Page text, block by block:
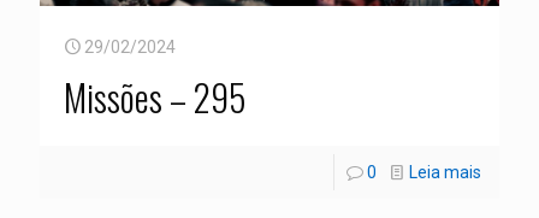
29/02/2024
Missões – 295
0 Leia mais